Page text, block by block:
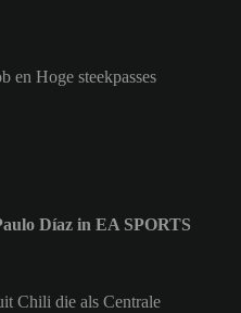
en Hoge steekpasses
Díaz in EA SPORTS
Chili die als Centrale